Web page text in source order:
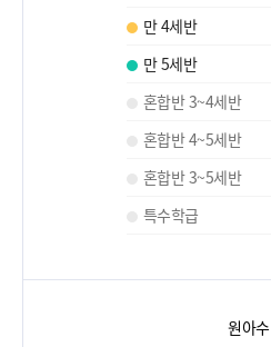
만 4세반
만 5세반
혼합반 3~4세반
혼합반 4~5세반
혼합반 3~5세반
특수학급
원아수